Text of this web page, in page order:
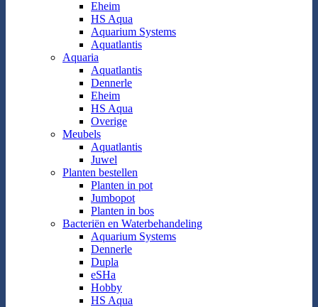
Eheim
HS Aqua
Aquarium Systems
Aquatlantis
Aquaria
Aquatlantis
Dennerle
Eheim
HS Aqua
Overige
Meubels
Aquatlantis
Juwel
Planten bestellen
Planten in pot
Jumbopot
Planten in bos
Bacteriën en Waterbehandeling
Aquarium Systems
Dennerle
Dupla
eSHa
Hobby
HS Aqua